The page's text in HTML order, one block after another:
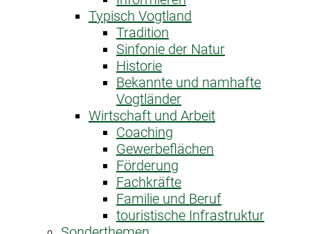
Typisch Vogtland
Tradition
Sinfonie der Natur
Historie
Bekannte und namhafte
Vogtländer
Wirtschaft und Arbeit
Coaching
Gewerbeflächen
Förderung
Fachkräfte
Familie und Beruf
touristische Infrastruktur